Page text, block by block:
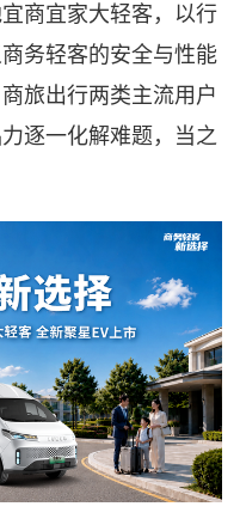
商宜家大轻客，以行
务轻客的安全与性能
旅出行两类主流用户
逐一化解难题，当之